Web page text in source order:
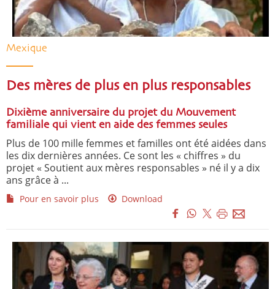
Mexique
Des mères de plus en plus responsables
Dixième anniversaire du projet du Mouvement
familiale qui vient en aide des femmes seules
Plus de 100 mille femmes et familles ont été aidées dans
les dix dernières années. Ce sont les « chiffres » du
projet « Soutient aux mères responsables » né il y a dix
ans grâce à ...
Pour en savoir plus Download